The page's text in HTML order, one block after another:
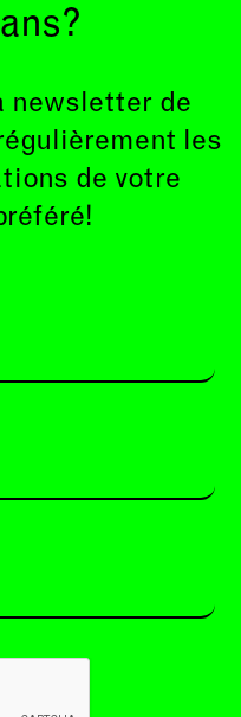
newsletter de
les
de votre